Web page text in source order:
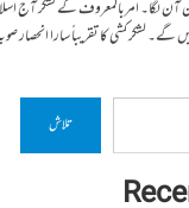
آن لگا۔ امربالمعروف کے لشکر آج
لشکر کشی کا تقریباً سارا انحصار
تلاش